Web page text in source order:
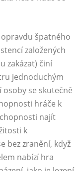
špatného
založených
zakázat) činí
jednoduchým
se skutečně
hráče k
najít
k
bez zranění, když
nabízí hra